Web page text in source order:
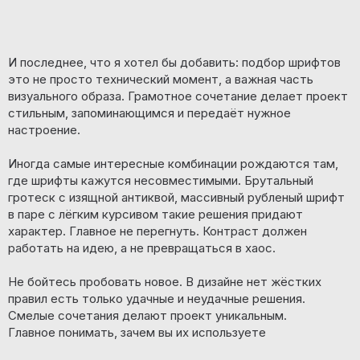
И последнее, что я хотел бы добавить: подбор шрифтов
это не просто технический момент, а важная часть
визуального образа. Грамотное сочетание делает проект
стильным, запоминающимся и передаёт нужное
настроение.
Иногда самые интересные комбинации рождаются там,
где шрифты кажутся несовместимыми. Брутальный
гротеск с изящной антиквой, массивный рубленый шрифт
в паре с лёгким курсивом такие решения придают
характер. Главное не перегнуть. Контраст должен
работать на идею, а не превращаться в хаос.
Не бойтесь пробовать новое. В дизайне нет жёстких
правил есть только удачные и неудачные решения.
Смелые сочетания делают проект уникальным.
Главное понимать, зачем вы их используете